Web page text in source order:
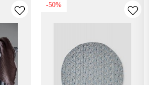
-50%